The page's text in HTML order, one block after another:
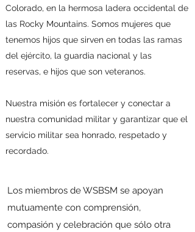
Colorado, en la hermosa ladera occidental de
las Rocky Mountains. Somos mujeres que
tenemos hijos que sirven en todas las ramas
del ejército, la guardia nacional y las
reservas, e hijos que son veteranos.
Nuestra misión es fortalecer y conectar a
nuestra comunidad militar y garantizar que el
servicio militar sea honrado, respetado y
recordado.
Los miembros de WSBSM se apoyan
mutuamente con comprensión,
compasión y celebración que sólo otra